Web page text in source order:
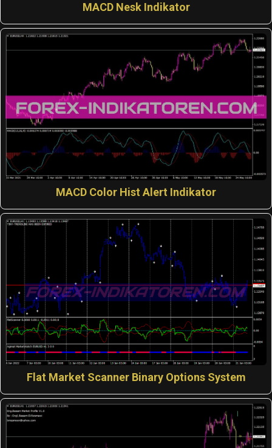
MACD Nesk Indikator
MACD Color Hist Alert Indikator
Flat Market Scanner Binary Options System